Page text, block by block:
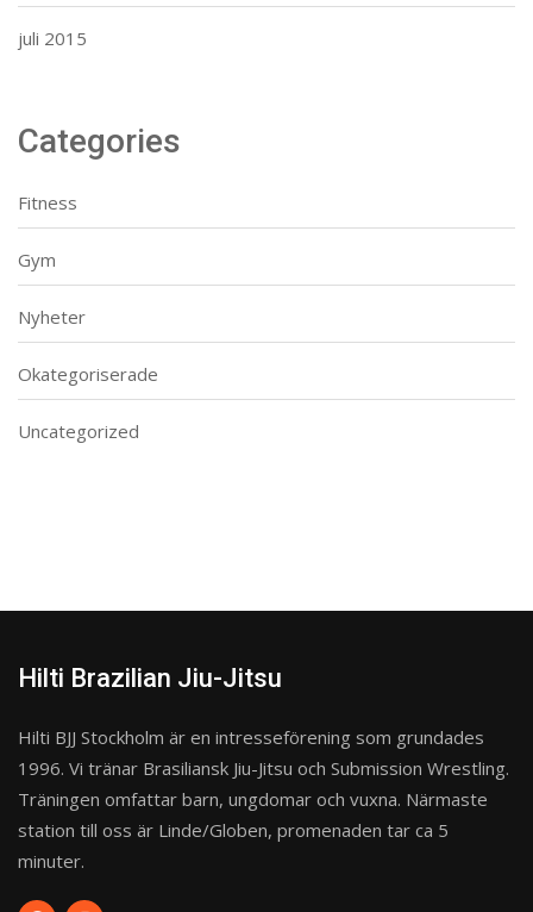
juli 2015
Categories
Fitness
Gym
Nyheter
Okategoriserade
Uncategorized
Hilti Brazilian Jiu-Jitsu
Hilti BJJ Stockholm är en intresseförening som grundades
1996. Vi tränar Brasiliansk Jiu-Jitsu och Submission Wrestling.
Träningen omfattar barn, ungdomar och vuxna. Närmaste
station till oss är Linde/Globen, promenaden tar ca 5
minuter.